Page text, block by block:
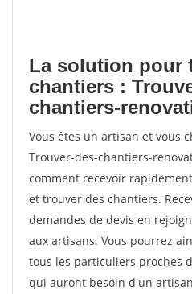
La solution pour
chantiers :
chantiers-
Vous êtes un artisan et vous
Trouver-des-chantiers-
comment recevoir
et trouver des chantiers.
demandes de devis en
aux artisans. Vous pourrez
tous les particuliers proches
qui auront besoin d'un